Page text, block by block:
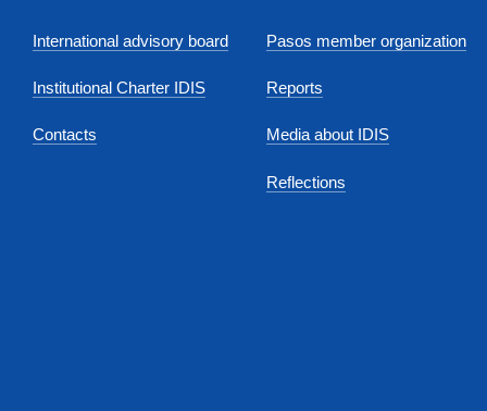
International advisory board
Institutional Charter IDIS
Contacts
Pasos member organization
Reports
Media about IDIS
Reflections